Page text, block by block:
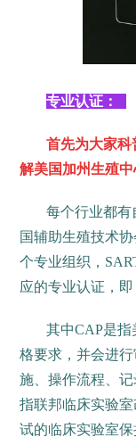
专业认证：
首先为大家科
解美国加州生殖
每个行业都有
国辅助生殖技术
个专业组织，
应的专业认证，即
其中CAP是
格要求，并会进
施、操作流程、
指联邦临床实验
试的临床实验室